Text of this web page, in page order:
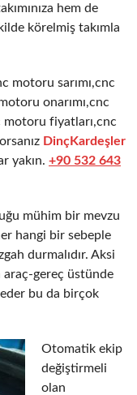
hem de
körelmiş takımla
motoru sarımı,cnc
onarımı,cnc
fiyatları,cnc
DinçKardeşler
yakın. +90 532 643
mühim bir mevzu
hangi bir sebeple
durmalıdır. Aksi
araç-gereç üstünde
bu da birçok
Otomatik ekip
değiştirmeli
olan